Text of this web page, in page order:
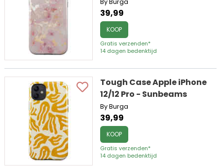
By Burga
39,99
KOOP
Gratis verzenden*
14 dagen bedenktijd
Tough Case Apple iPhone
12/12 Pro - Sunbeams
By Burga
39,99
KOOP
Gratis verzenden*
14 dagen bedenktijd